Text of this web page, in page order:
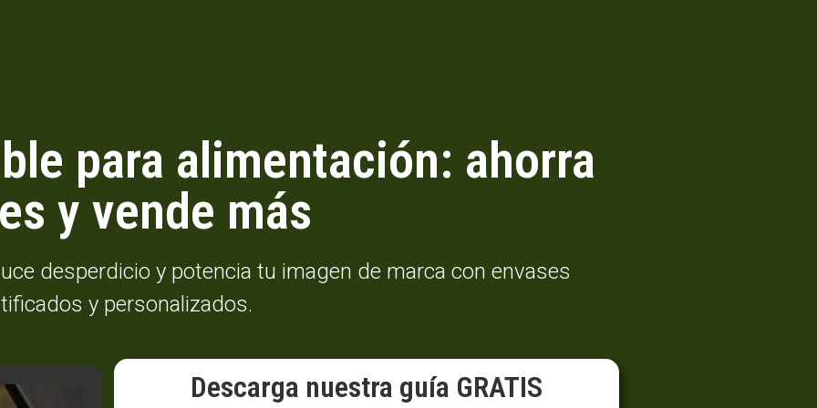
para alimentación: ahorra
y vende más
desperdicio y potencia tu imagen de marca con envases
y personalizados.
Descarga nuestra guía GRATIS